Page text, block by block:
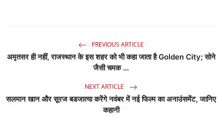
PREVIOUS ARTICLE
अमृतसर ही नहीं, राजस्थान के इस शहर को भी कहा जाता है Golden City; सोने
जैसी चमक ...
NEXT ARTICLE
सलमान खान और सूरज बडजात्या करेंगे नवंबर में नई फिल्म का अनाउंसमेंट, जानिए
कहानी